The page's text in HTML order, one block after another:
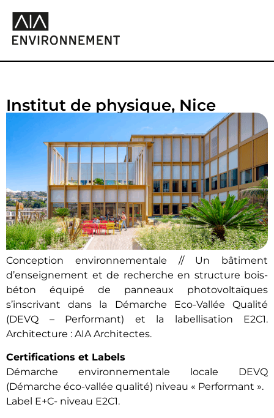
Institut de physique, Nice
Conception environnementale // Un bâtiment
d’enseignement et de recherche en structure bois-
béton équipé de panneaux photovoltaïques
s’inscrivant dans la Démarche Eco-Vallée Qualité
(DEVQ – Performant) et la labellisation E2C1.
Architecture : AIA Architectes.
Certifications et Labels
Démarche environnementale locale DEVQ
(Démarche éco-vallée qualité) niveau « Performant ».
Label E+C- niveau E2C1.